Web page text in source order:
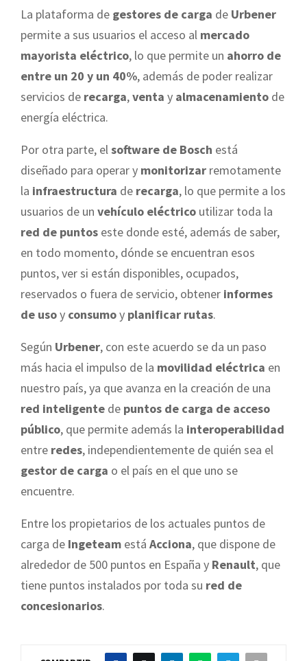
La plataforma de gestores de carga de Urbener
permite a sus usuarios el acceso al mercado
mayorista eléctrico, lo que permite un ahorro de
entre un 20 y un 40%, además de poder realizar
servicios de recarga,venta y almacenamiento de
energía eléctrica.
Por otra parte, elsoftware de Bosch está
diseñado para operar y monitorizar remotamente
la infraestructura de recarga, lo que permite a los
usuarios de un vehículo eléctrico utilizar toda la
red de puntos este donde esté, además de saber,
en todo momento, dónde se encuentran esos
puntos, ver si están disponibles, ocupados,
reservados o fuera de servicio, obtener informes
de usoy consumoy planificar rutas.
Según Urbener, con este acuerdo se da un paso
más hacia el impulso de la movilidad eléctrica en
nuestro país, ya que avanza en la creación de una
red inteligente de puntos de carga de acceso
público, que permite además la interoperabilidad
entre redes, independientemente de quién sea el
gestor de carga o el país en el que uno se
encuentre.
Entre los propietarios de los actuales puntos de
carga de Ingeteam está Acciona, que dispone de
alrededor de 500 puntos en España y Renault, que
tiene puntos instalados por toda su red de
concesionarios.